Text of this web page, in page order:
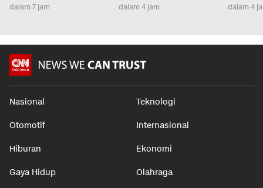
dalam 7 jam dalam 4 jam dalam 4
Nasional Teknologi
Otomotif Internasional
Hiburan Ekonomi
Gaya Hidup Olahraga